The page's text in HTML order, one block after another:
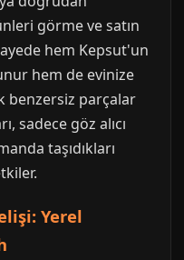
görme ve satın
hem Kepsut'un
hem de evinize
benzersiz parçalar
sadece göz alıcı
taşıdıkları
Yerel